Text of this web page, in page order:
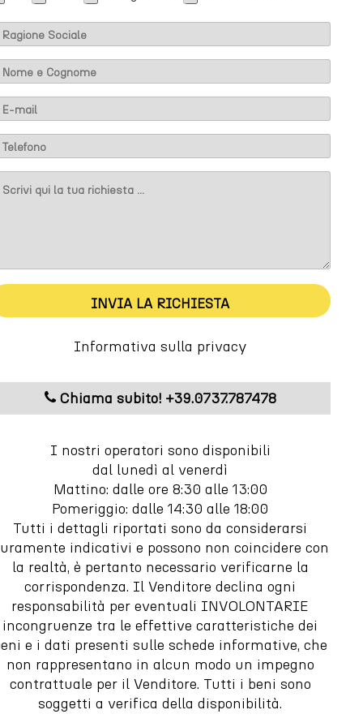
INVIA LA RICHIESTA
Informativa sulla privacy
Chiama subito! +39.0737.787478
I nostri operatori sono disponibili
dal lunedì al venerdì
Mattino: dalle ore 8:30 alle 13:00
Pomeriggio: dalle 14:30 alle 18:00
Tutti i dettagli riportati sono da considerarsi
indicativi e possono non coincidere con
la realtà, è pertanto necessario verificarne la
corrispondenza. Il Venditore declina ogni
responsabilità per eventuali INVOLONTARIE
incongruenze tra le effettive caratteristiche dei
e i dati presenti sulle schede informative, che
non rappresentano in alcun modo un impegno
contrattuale per il Venditore. Tutti i beni sono
soggetti a verifica della disponibilità.